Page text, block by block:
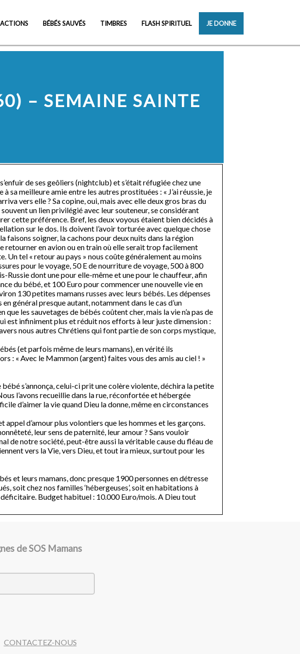
BÉBÉS SAUVÉS TIMBRES FLASH SPIRITUEL JE DONNE
– SEMAINE SAINTE
de ses geôliers (nightclub) et s’était réfugiée chez une
sa meilleure amie entre les autres prostituées : « J’ai réussie, je
vers elle ? Sa copine, oui, mais avec elle deux gros bras du
un lien privilégié avec leur souteneur, se considérant
cette préférence. Bref, les deux voyous étaient bien décidés à
sur le dos. Ils doivent l’avoir torturée avec quelque chose
faisons soigner, la cachons pour deux nuits dans la région
retourner en avion ou en train où elle serait trop facilement
Un tel « retour au pays » nous coûte généralement au moins
pour le voyage, 50 E de nourriture de voyage, 500 à 800
Russie dont une pour elle-même et une pour le chauffeur, afin
du bébé, et 100 Euro pour commencer une nouvelle vie en
130 petites mamans russes avec leurs bébés. Les dépenses
général presque autant, notamment dans le cas d’un
les sauvetages de bébés coûtent cher, mais la vie n’a pas de
est infiniment plus et réduit nos efforts à leur juste dimension :
nous autres Chrétiens qui font partie de son corps mystique,
(et parfois même de leurs mamans), en vérité ils
: « Avec le Mammon (argent) faites vous des amis au ciel ! »
bébé s’annonça, celui-ci prit une colère violente, déchira la petite
l’avons recueillie dans la rue, réconfortée et hébergée
d’aimer la vie quand Dieu la donne, même en circonstances
d’amour plus volontiers que les hommes et les garçons.
leur sens de paternité, leur amour ? Sans vouloir
de notre société, peut-être aussi la véritable cause du fléau de
vers la Vie, vers Dieu, et tout ira mieux, surtout pour les
et leurs mamans, donc presque 1900 personnes en détresse
soit chez nos familles ‘hébergeuses’, soit en habitations à
Budget habituel : 10.000 Euro/mois. A Dieu tout
de SOS Mamans
CONTACTEZ-NOUS